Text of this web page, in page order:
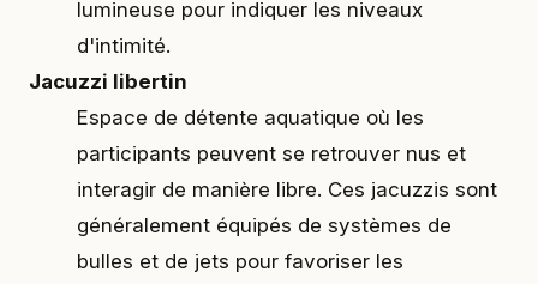
lumineuse pour indiquer les niveaux
d'intimité.
Jacuzzi libertin
Espace de détente aquatique où les
participants peuvent se retrouver nus et
interagir de manière libre. Ces jacuzzis sont
généralement équipés de systèmes de
bulles et de jets pour favoriser les